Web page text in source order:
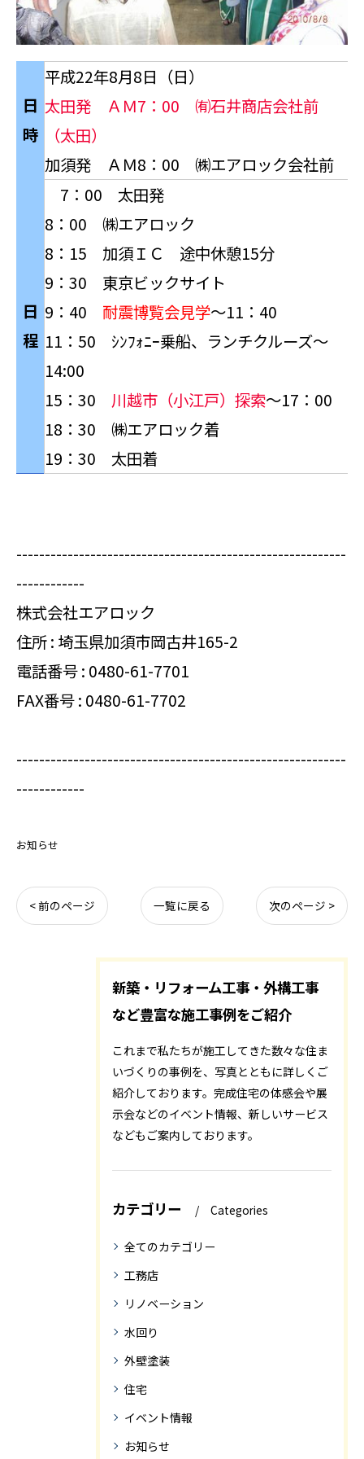
日
時
平成22年8月8日（日）
太田発 ＡＭ7：00 ㈲石井商店会社前
（太田）
加須発 ＡＭ8：00 ㈱エアロック会社前
日
程
7：00 太田発
8：00 ㈱エアロック
8：15 加須ＩＣ 途中休憩15分
9：30 東京ビックサイト
9：40 耐震博覧会見学～11：40
11：50 ｼﾝﾌｫﾆｰ乗船、ランチクルーズ～
14:00
15：30 川越市（小江戸）探索～17：00
18：30 ㈱エアロック着
19：30 太田着
----------------------------------------------------------
------------
株式会社エアロック
住所 : 埼玉県加須市岡古井165-2
電話番号 : 0480-61-7701
FAX番号 : 0480-61-7702
----------------------------------------------------------
------------
お知らせ
< 前のページ 一覧に戻る 次のページ >
新築・リフォーム工事・外構工事
など豊富な施工事例をご紹介
これまで私たちが施工してきた数々な住ま
いづくりの事例を、写真とともに詳しくご
紹介しております。完成住宅の体感会や展
示会などのイベント情報、新しいサービス
などもご案内しております。
カテゴリー Categories
全てのカテゴリー
工務店
リノベーション
水回り
外壁塗装
住宅
イベント情報
お知らせ